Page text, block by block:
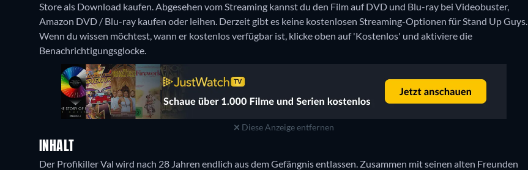
Store als Download kaufen.Abgesehen vom Streaming kannst du den Film auf DVD und Blu-ray bei Videobuster,
Amazon DVD / Blu-ray kaufen oder leihen. Derzeit gibt es keine kostenlosen Streaming-Optionen für Stand Up Guys.
Wenn du wissen möchtest, wann er kostenlos verfügbar ist, klicke oben auf 'Kostenlos' und aktiviere die
Benachrichtigungsglocke.
Diese Anzeige entfernen
INHALT
Der Profikiller Val wird nach 28 Jahren endlich aus dem Gefängnis entlassen. Zusammen mit seinen alten Freunden